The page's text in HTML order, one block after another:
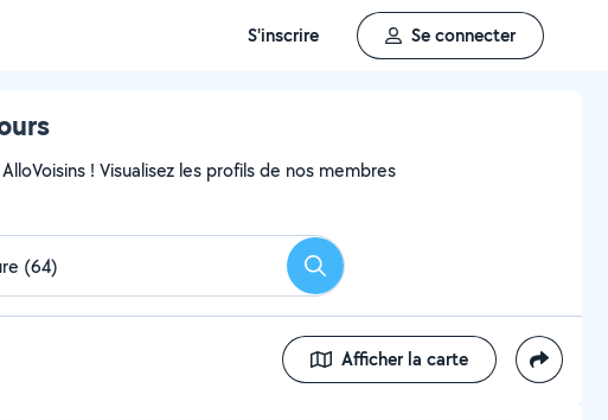
S'inscrire Se connecter
! Visualisez les profils de nos membres
Rechercher
Afficher la carte